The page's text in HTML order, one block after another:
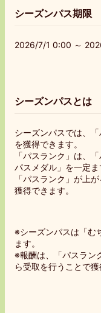
シーズンパス期限
2026/7/1 0:00 ～
シーズンパスとは
シーズンパスでは、
を獲得できます。
「パスランク」は、
パスメダル」を一定ま
「パスランク」が上
獲得できます。
※シーズンパスは「む
ます。
※報酬は、「パスラン
ら受取を行うことで獲